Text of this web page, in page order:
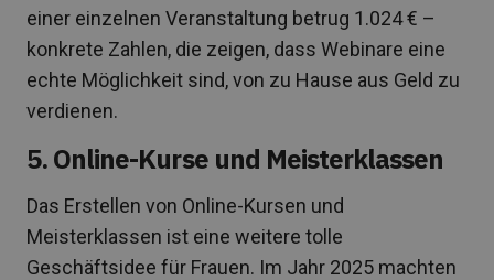
einer einzelnen Veranstaltung betrug 1.024 € –
konkrete Zahlen, die zeigen, dass Webinare eine
echte Möglichkeit sind, von zu Hause aus Geld zu
verdienen.
5. Online-Kurse und Meisterklassen
Das Erstellen von Online-Kursen und
Meisterklassen ist eine weitere tolle
Geschäftsidee für Frauen. Im Jahr 2025 machten